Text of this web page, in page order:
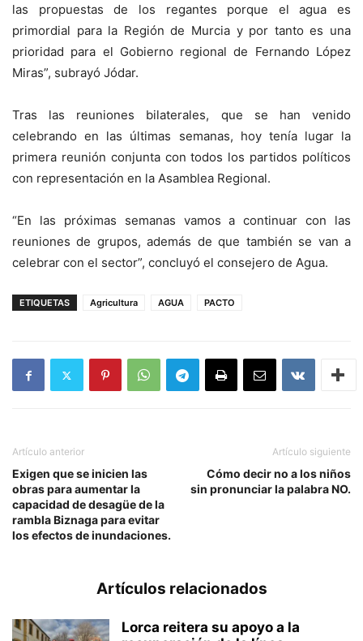
las propuestas de los regantes porque el agua es
primordial para la Región de Murcia y por tanto es una
prioridad para el Gobierno regional de Fernando López
Miras”, subrayó Jódar.
Tras las reuniones bilaterales, que se han venido
celebrando en las últimas semanas, hoy tenía lugar la
primera reunión conjunta con todos los partidos políticos
con representación en la Asamblea Regional.
“En las próximas semanas vamos a continuar con las
reuniones de grupos, además de que también se van a
celebrar con el sector”, concluyó el consejero de Agua.
ETIQUETAS Agricultura AGUA PACTO
Artículo anterior
Exigen que se inicien las
obras para aumentar la
capacidad de desagüe de la
rambla Biznaga para evitar
los efectos de inundaciones.
Artículo siguiente
Cómo decir no a los niños
sin pronunciar la palabra NO.
Artículos relacionados
Lorca reitera su apoyo a la